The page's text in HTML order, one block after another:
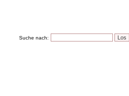
Suche nach: